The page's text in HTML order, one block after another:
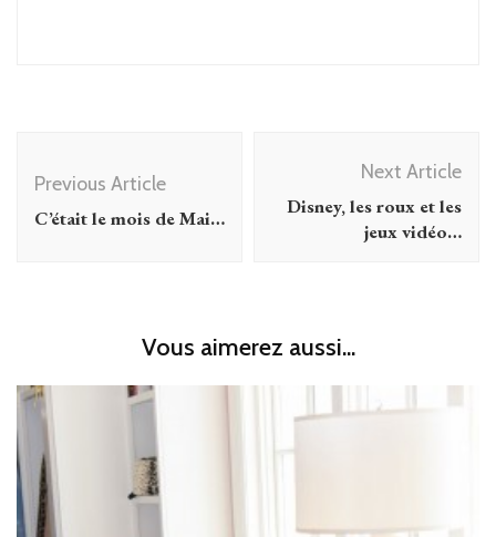
Navigation
Previous Article
C’était le mois de Mai…
Next Article
Disney, les roux et les
jeux vidéo…
Vous aimerez aussi...